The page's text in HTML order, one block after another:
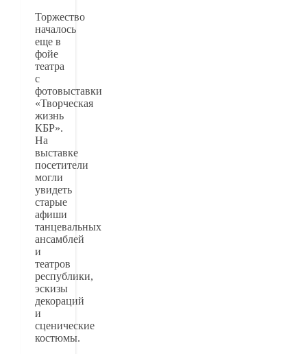
Торжество
началось
еще в
фойе
театра
с
фотовыставки
«Творческая
жизнь
КБР».
На
выставке
посетители
могли
увидеть
старые
афиши
танцевальных
ансамблей
и
театров
республики,
эскизы
декораций
и
сценические
костюмы.